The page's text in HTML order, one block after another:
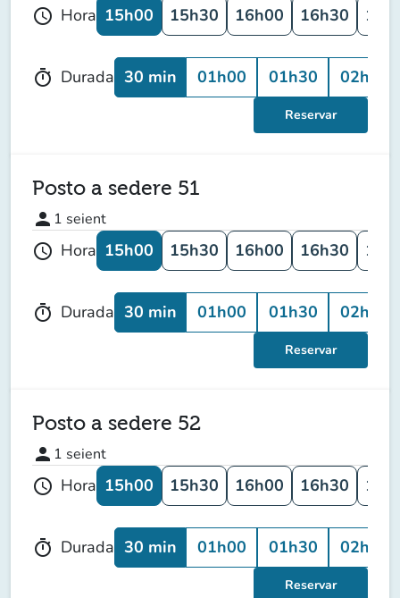
schedule Hora 15h00 15h30 16h00 16h30
timer Durada 30 min 01h00 01h30 02h00
Reservar
Posto a sedere 51
person 1 seient
schedule Hora 15h00 15h30 16h00 16h30
timer Durada 30 min 01h00 01h30 02h00
Reservar
Posto a sedere 52
person 1 seient
schedule Hora 15h00 15h30 16h00 16h30
timer Durada 30 min 01h00 01h30 02h00
Reservar